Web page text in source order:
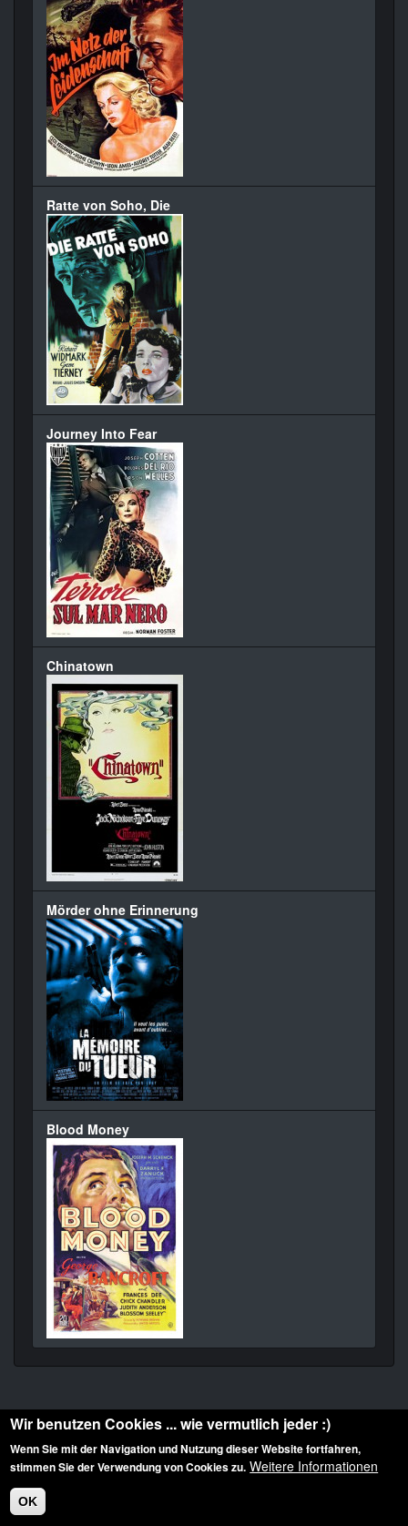
Ratte von Soho, Die
Journey Into Fear
Chinatown
Mörder ohne Erinnerung
Blood Money
Diese Website ist urheberrechtlich geschützt: © 2010-2026 der Film Noir de. Alle
Rechte vorbehalten.
Wir benutzen Cookies ... wie vermutlich jeder :)
Wenn Sie mit der Navigation und Nutzung dieser Website fortfahren,
stimmen Sie der Verwendung von Cookies zu. Weitere Informationen
OK